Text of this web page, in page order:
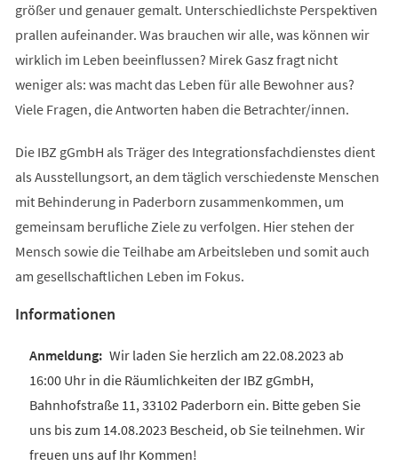
größer und genauer gemalt. Unterschiedlichste Perspektiven
prallen aufeinander. Was brauchen wir alle, was können wir
wirklich im Leben beeinflussen? Mirek Gasz fragt nicht
weniger als: was macht das Leben für alle Bewohner aus?
Viele Fragen, die Antworten haben die Betrachter/innen.
Die IBZ gGmbH als Träger des Integrationsfachdienstes dient
als Ausstellungsort, an dem täglich verschiedenste Menschen
mit Behinderung in Paderborn zusammenkommen, um
gemeinsam berufliche Ziele zu verfolgen. Hier stehen der
Mensch sowie die Teilhabe am Arbeitsleben und somit auch
am gesellschaftlichen Leben im Fokus.
Informationen
Wir laden Sie herzlich am 22.08.2023 ab
16:00 Uhr in die Räumlichkeiten der IBZ gGmbH,
Bahnhofstraße 11, 33102 Paderborn ein. Bitte geben Sie
uns bis zum 14.08.2023 Bescheid, ob Sie teilnehmen. Wir
freuen uns auf Ihr Kommen!